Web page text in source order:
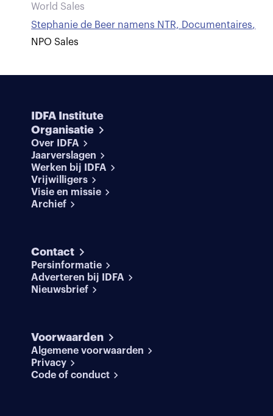
World Sales
Stephanie de Beer namens NTR, Documentaires,
NPO Sales
IDFA Institute
Organisatie
Over IDFA
Jaarverslagen
Werken bij IDFA
Vrijwilligers
Visie en missie
Archief
Contact
Persinformatie
Adverteren bij IDFA
Nieuwsbrief
Voorwaarden
Algemene voorwaarden
Privacy
Code of conduct